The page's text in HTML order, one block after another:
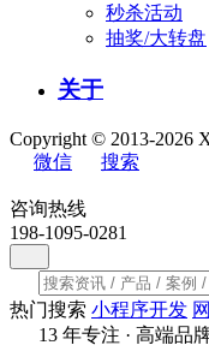
秒杀活动
抽奖/大转盘
关于
Copyright © 2013-2026
微信
搜索
咨询热线
198-1095-0281
热门搜索 小程序开发
13 年专注 · 高端品